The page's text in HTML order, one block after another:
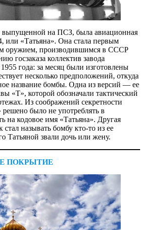
выпущенной на ПСЗ, была авиационная
или «Татьяна». Она стала первым
оружием, производившимся в СССР
госзаказа коллектив завода
года: за месяц были изготовлены
несколько предположений, откуда
название бомбы. Одна из версий — ее
«Т», которой обозначали тактический
Из соображений секретности
решено было не употреблять в
на кодовое имя «Татьяна». Другая
называть бомбу кто-то из ее
Татьяной звали дочь или жену.
ПОКРЫТИЕ